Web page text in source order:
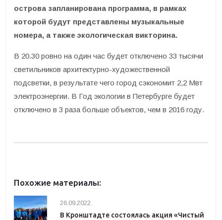
острова запланирована программа, в рамках
которой будут представлены музыкальные
номера, а также экологическая викторина.
В 20.30 ровно на один час будет отключено 33 тысячи
светильников архитектурно-художественной
подсветки, в результате чего город сэкономит 2,2 Мвт
электроэнергии. В Год экологии в Петербурге будет
отключено в 3 раза больше объектов, чем в 2016 году.
Похожие материалы:
26.09.2022.
В Кронштадте состоялась акция «Чистый